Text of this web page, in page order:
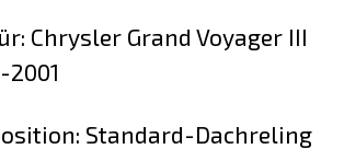
Chrysler Grand Voyager III
2001
Standard-Dachreling